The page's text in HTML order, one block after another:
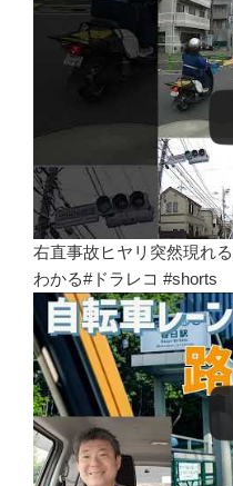
右直事故ヒヤリ突然現れ
わかる#ドラレコ #shorts